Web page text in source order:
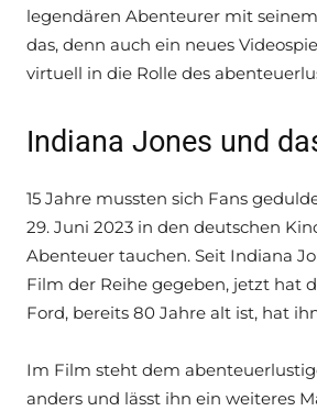
legendären Abenteurer mit
das, denn auch ein neues
virtuell in die Rolle des
Indiana Jones und
15 Jahre mussten sich Fans
29. Juni 2023 in den deutschen
Abenteuer tauchen. Seit Indiana
Film der Reihe gegeben, jetzt hat
Ford, bereits 80 Jahre alt ist, hat
Im Film steht dem
anders und lässt ihn ein weiteres